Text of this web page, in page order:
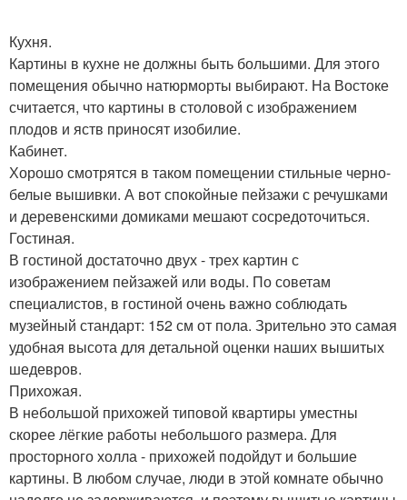
Кухня.
Картины в кухне не должны быть большими. Для этого
помещения обычно натюрморты выбирают. На Востоке
считается, что картины в столовой с изображением
плодов и яств приносят изобилие.
Кабинет.
Хорошо смотрятся в таком помещении стильные черно-
белые вышивки. А вот спокойные пейзажи с речушками
и деревенскими домиками мешают сосредоточиться.
Гостиная.
В гостиной достаточно двух - трех картин с
изображением пейзажей или воды. По советам
специалистов, в гостиной очень важно соблюдать
музейный стандарт: 152 см от пола. Зрительно это самая
удобная высота для детальной оценки наших вышитых
шедевров.
Прихожая.
В небольшой прихожей типовой квартиры уместны
скорее лёгкие работы небольшого размера. Для
просторного холла - прихожей подойдут и большие
картины. В любом случае, люди в этой комнате обычно